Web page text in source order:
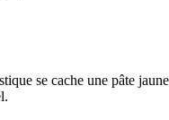
se cache une pâte